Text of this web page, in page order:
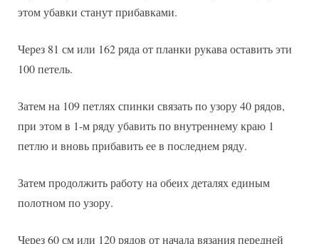
этом убавки станут прибавками.
Через 81 см или 162 ряда от планки рукава оставить эти
100 петель.
Затем на 109 петлях спинки связать по узору 40 рядов,
при этом в 1-м ряду убавить по внутреннему краю 1
петлю и вновь прибавить ее в последнем ряду.
Затем продолжить работу на обеих деталях единым
полотном по узору.
Через 60 см или 120 рядов от начала вязания передней